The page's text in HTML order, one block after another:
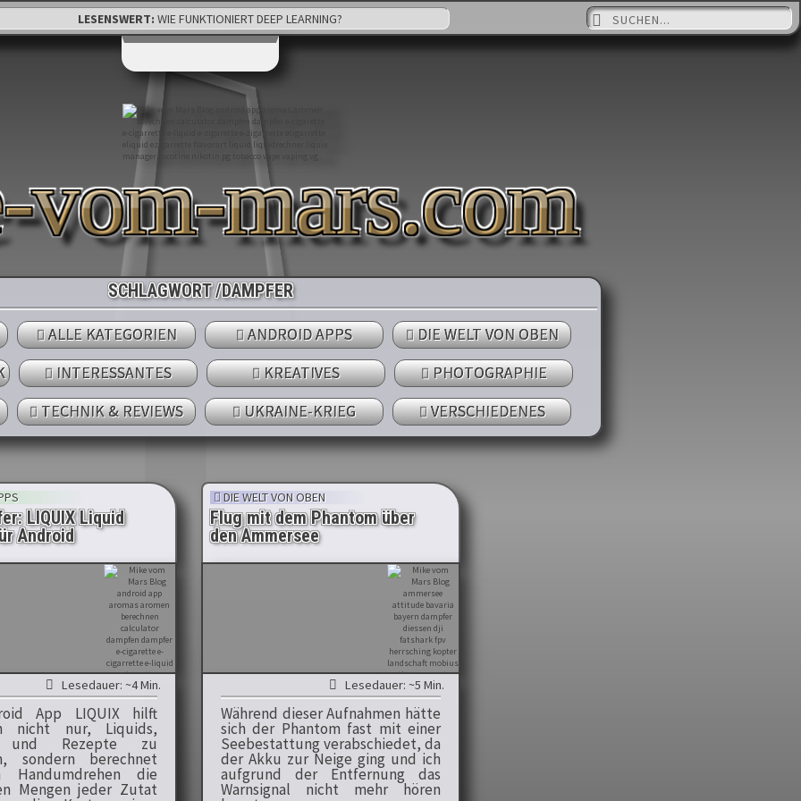
Suche nach:
LESENSWERT: WIE FUNKTIONIERT DEEP LEARNING?
vom-mars.com
SCHLAGWORT /DAMPFER
ALLE KATEGORIEN ANDROID APPS
DIE WELT VON OBEN
INTERESSANTES KREATIVES
PHOTOGRAPHIE
TECHNIK & REVIEWS UKRAINE-KRIEG VERSCHIEDENES
LIQUIX Liquid
Android
Lesedauer: ~4 Min.
App LIQUIX hilft
nicht nur, Liquids,
und Rezepte zu
sondern berechnet
Handumdrehen die
Mengen jeder Zutat
DIE WELT VON OBEN
Flug mit dem Phantom über
den Ammersee
Lesedauer: ~5 Min.
Während dieser Aufnahmen hätte
sich der Phantom fast mit einer
Seebestattung verabschiedet, da
der Akku zur Neige ging und ich
aufgrund der Entfernung das
Warnsignal nicht mehr hören